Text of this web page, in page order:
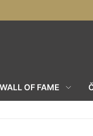
WALL OF FAME